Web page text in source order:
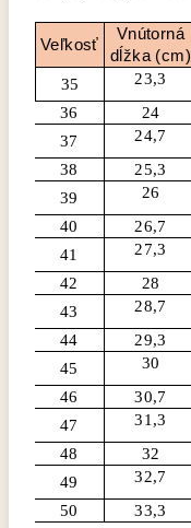
Veľkosť
Vnútorná
dĺžka (cm)
35 23,3
36
24
37
24,7
38
25,3
39
26
40
26,7
41
27,3
42
28
43
28,7
44
29,3
45
30
46
30,7
47
31,3
48
32
49
32,7
50
33,3